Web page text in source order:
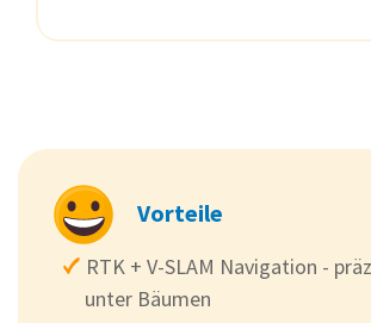
Vorteile
RTK + V-SLAM Navigation -
unter Bäumen